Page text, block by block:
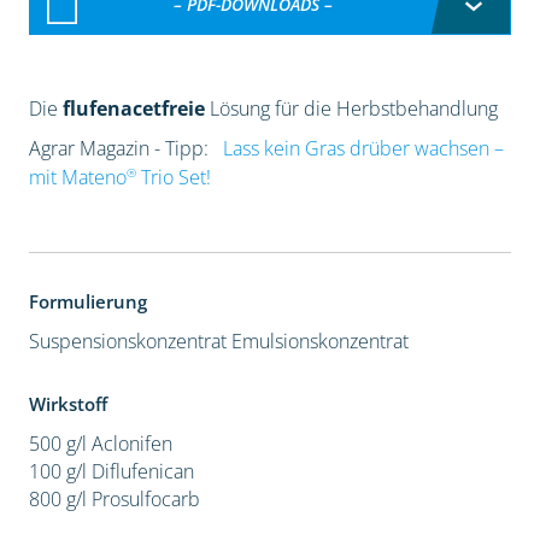
– PDF-DOWNLOADS –
Die flufenacetfreieLösung für die Herbstbehandlung
Agrar Magazin - Tipp:
Lass kein Gras drüber wachsen –
mit Mateno®Trio Set!
Formulierung
Suspensionskonzentrat Emulsionskonzentrat
Wirkstoff
500 g/l Aclonifen
100 g/l Diflufenican
800 g/l Prosulfocarb